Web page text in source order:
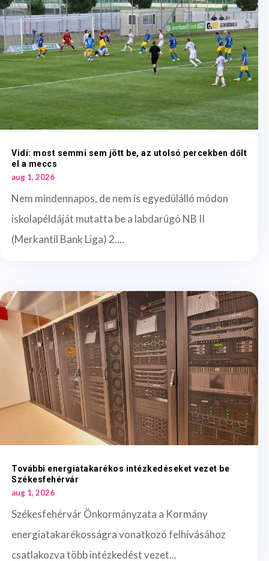
Vidi: most semmi sem jött be, az utolsó percekben dőlt
el a meccs
aug 1, 2026
Nem mindennapos, de nem is egyedülálló módon
iskolapéldáját mutatta be a labdarúgó NB II
(Merkantil Bank Liga) 2....
További energiatakarékos intézkedéseket vezet be
Székesfehérvár
aug 1, 2026
Székesfehérvár Önkormányzata a Kormány
energiatakarékosságra vonatkozó felhívásához
csatlakozva több intézkedést vezet...